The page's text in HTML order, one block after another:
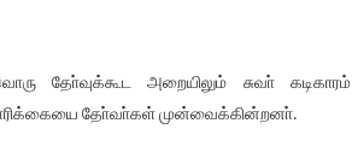
தோ்வுக்கூட அறையிலும் சுவா் கடிகாரம்
தோ்வா்கள் முன்வைக்கின்றனா்.